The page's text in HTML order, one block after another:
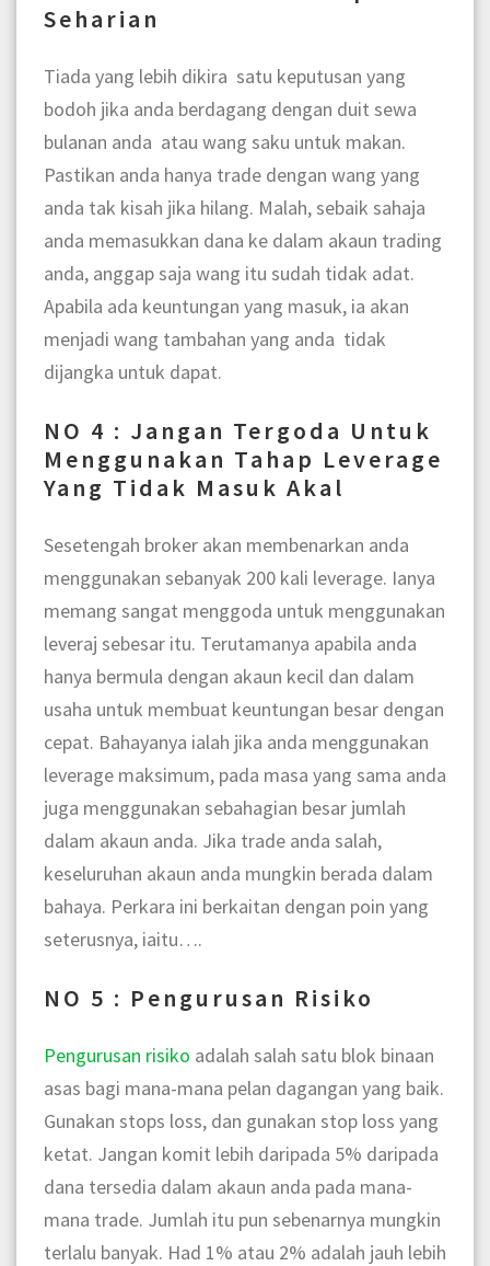
Seharian
Tiada yang lebih dikira satu keputusan yang
bodoh jika anda berdagang dengan duit sewa
bulanan anda atau wang saku untuk makan.
Pastikan anda hanya trade dengan wang yang
anda tak kisah jika hilang. Malah, sebaik sahaja
anda memasukkan dana ke dalam akaun trading
anda, anggap saja wang itu sudah tidak adat.
Apabila ada keuntungan yang masuk, ia akan
menjadi wang tambahan yang anda tidak
dijangka untuk dapat.
NO 4 : Jangan Tergoda Untuk
Menggunakan Tahap Leverage
Yang Tidak Masuk Akal
Sesetengah broker akan membenarkan anda
menggunakan sebanyak 200 kali leverage. Ianya
memang sangat menggoda untuk menggunakan
leveraj sebesar itu. Terutamanya apabila anda
hanya bermula dengan akaun kecil dan dalam
usaha untuk membuat keuntungan besar dengan
cepat. Bahayanya ialah jika anda menggunakan
leverage maksimum, pada masa yang sama anda
juga menggunakan sebahagian besar jumlah
dalam akaun anda. Jika trade anda salah,
keseluruhan akaun anda mungkin berada dalam
bahaya. Perkara ini berkaitan dengan poin yang
seterusnya, iaitu….
NO 5 : Pengurusan Risiko
Pengurusan risiko adalah salah satu blok binaan
asas bagi mana-mana pelan dagangan yang baik.
Gunakan stops loss, dan gunakan stop loss yang
ketat. Jangan komit lebih daripada 5% daripada
dana tersedia dalam akaun anda pada mana-
mana trade. Jumlah itu pun sebenarnya mungkin
terlalu banyak. Had 1% atau 2% adalah jauh lebih